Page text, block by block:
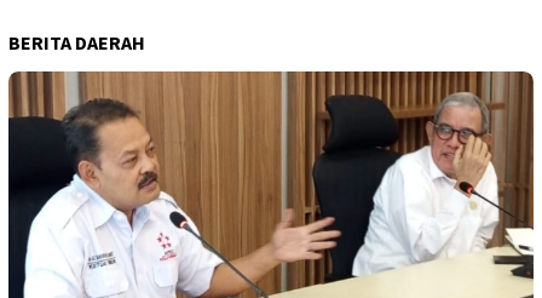
BERITA DAERAH